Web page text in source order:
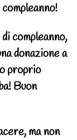
compleanno,
donazione a
proprio
Buon
ma non